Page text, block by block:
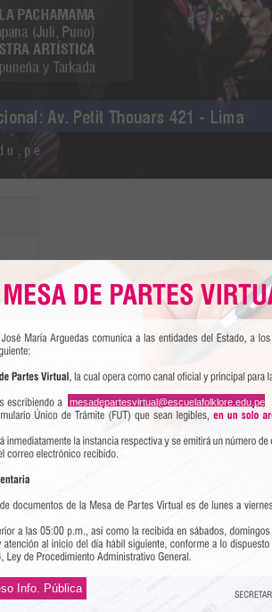
hoy universidad presenta el encuentro
en general, mostrará cómo se inician
ceremonia a la Pachamama (madre
estudiantes arguedianos e invitados, con
Info. Pública
mesadepartesvirtual@escuelafolklore.edu.pe